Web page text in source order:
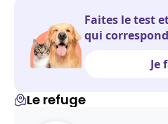
Faites le test
qui
Je
Le refuge